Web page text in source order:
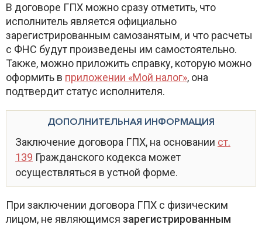
В договоре ГПХ можно сразу отметить, что
исполнитель является официально
зарегистрированным самозанятым, и что расчеты
с ФНС будут произведены им самостоятельно.
Также, можно приложить справку, которую можно
оформить в приложении «Мой налог», она
подтвердит статус исполнителя.
ДОПОЛНИТЕЛЬНАЯ ИНФОРМАЦИЯ
Заключение договора ГПХ, на основании ст.
139 Гражданского кодекса может
осуществляться в устной форме.
При заключении договора ГПХ с физическим
лицом, не являющимся зарегистрированным